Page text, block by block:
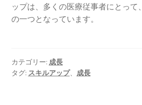
ップは、多くの医療従事者にとって
の一つとなっています。
カテゴリー: 成長
タグ: スキルアップ、 成長